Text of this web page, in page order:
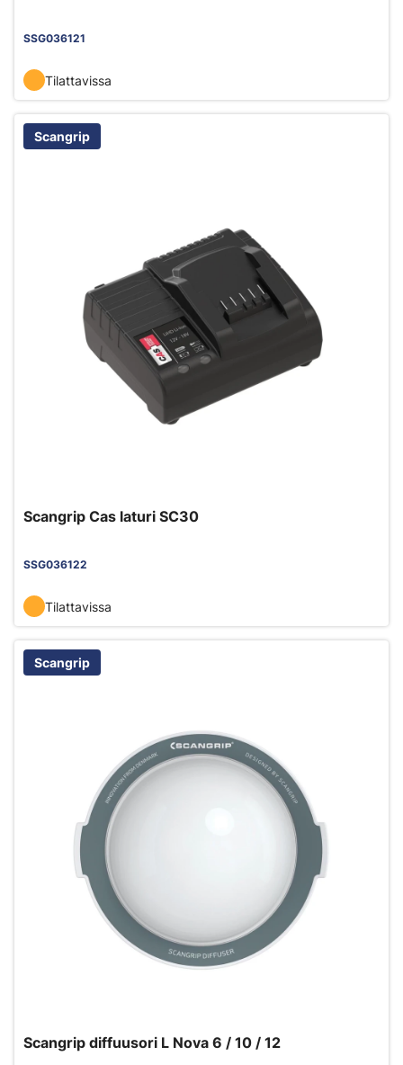
SSG036121
Tilattavissa
Scangrip
Scangrip Cas laturi SC30
SSG036122
Tilattavissa
Scangrip
Scangrip diffuusori L Nova 6 / 10 / 12